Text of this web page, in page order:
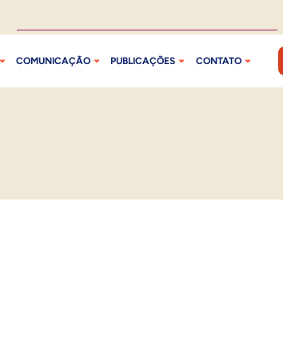
COMUNICAÇÃO PUBLICAÇÕES CONTATO